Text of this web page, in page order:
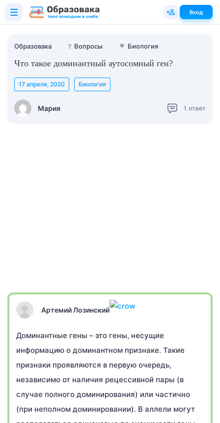
Образовака ❓ Вопросы 🌳 Биология
Что такое доминантный аутосомный ген?
Мария
17 апреля, 2020 Биология
1 ответ
Артемий Лозинский
Доминантные гены – это гены, несущие
информацию о доминантном признаке. Такие
признаки проявляются в первую очередь,
независимо от наличия рецессивной пары (в
случае полного доминирования) или частично
(при неполном доминировании). В аллели могут
Вход